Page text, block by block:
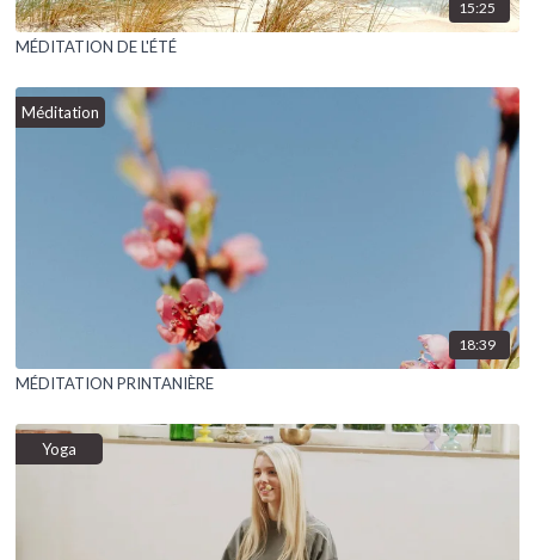
15:25
MÉDITATION DE L'ÉTÉ
Méditation
18:39
MÉDITATION PRINTANIÈRE
Yoga